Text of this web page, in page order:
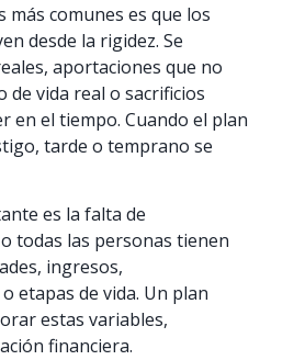
más comunes es que los
desde la rigidez. Se
aportaciones que no
de vida real o sacrificios
en el tiempo. Cuando el plan
tarde o temprano se
es la falta de
todas las personas tienen
ingresos,
etapas de vida. Un plan
estas variables,
financiera.